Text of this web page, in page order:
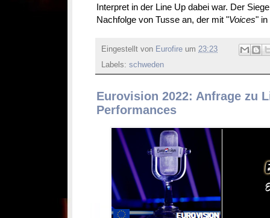
Interpret in der Line Up dabei war. Der
Nachfolge von Tusse an, der mit "Voices" in
Eingestellt von Eurofire um 23:23
Labels: schweden
Eurovision 2022: Anfrage zu
Performances